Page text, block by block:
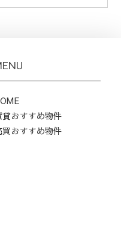
貸おすすめ物件
買おすすめ物件